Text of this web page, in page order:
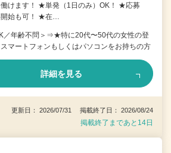
けます！ ★単発（1日のみ）OK！ ★応募
開始も可！ ★在…
／年齢不問＞⇒★特に20代〜50代の女性の登
ートフォンもしくはパソコンをお持ちの方
詳細を見る
更新日： 2026/07/31 掲載終了日： 2026/08/24
掲載終了まであと14日